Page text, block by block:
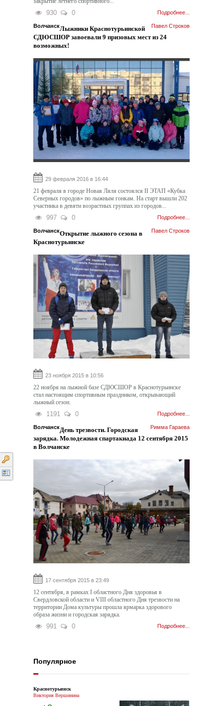
930 0 Подробнее...
Волчанск Павел Строков
Лыжники Краснотурьинской
СДЮСШОР завоевали 9 призовых мест из 24
возможных!
29 февраля 2016 в 16:44
21 февраля в городе Новая Ляля состоялся II ЭТАП «Кубка
Северных городов» по лыжным гонкам. На старт вышли 202
участника в девяти возрастных группах из городов...
997 0 Подробнее...
Волчанск Павел Строков
Открытие лыжного сезона в
Краснотурьинске
23 ноября 2015 в 10:56
22 ноября на лыжной базе СДЮСШОР в Краснотурьинске
стал настоящим спортивным праздником, открывающий
лыжный сезон.
1191 0 Подробнее...
Волчанск Римма Гараева
День трезвости. Городская
зарядка. Молодежная спартакиада 12 сентября 2015
в Волчанске
17 сентября 2015 в 23:49
12 сентября, в рамках I областного Дня здоровья в
Свердловской области и VIII областного Дня трезвости на
территории Дома культуры прошла ярмарка здорового
образа жизни и городская зарядка.
991 0 Подробнее...
Популярное
Краснотурьинск
Виктория Вершинина